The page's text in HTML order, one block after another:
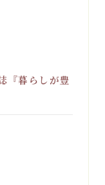
『暮らしが豊